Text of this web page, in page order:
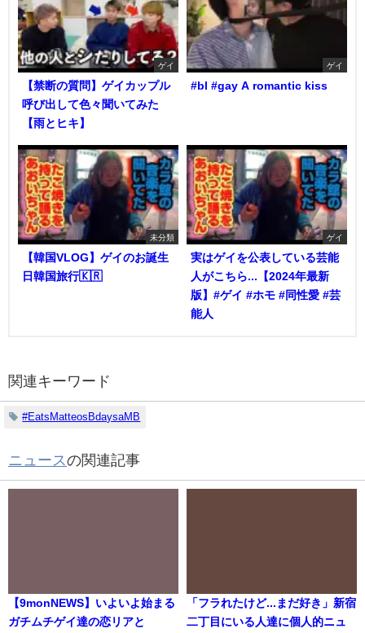
ゲイ
【禁断の質問】ゲイカップル
呼び出して色々聞いてみた
【雨とヒキ】
ゲイ
#bl #gay A romantic kiss
未分類
【韓国VLOG】ゲイのお誕生
日韓国旅行🇰🇷
ゲイ
実はゲイを公表している芸能
人がこちら...【2024年最新
版】#ゲイ #ホモ #同性愛 #芸
能人
関連キーワード
#EatsMatteosBdaysaMB
ニュースの関連記事
【9monNEWS】いよいよ始まる
ガチムチゲイ達の恋リアと
「フラれたけど...まだ好き」新宿
二丁目にいる人達に個人的ニュ